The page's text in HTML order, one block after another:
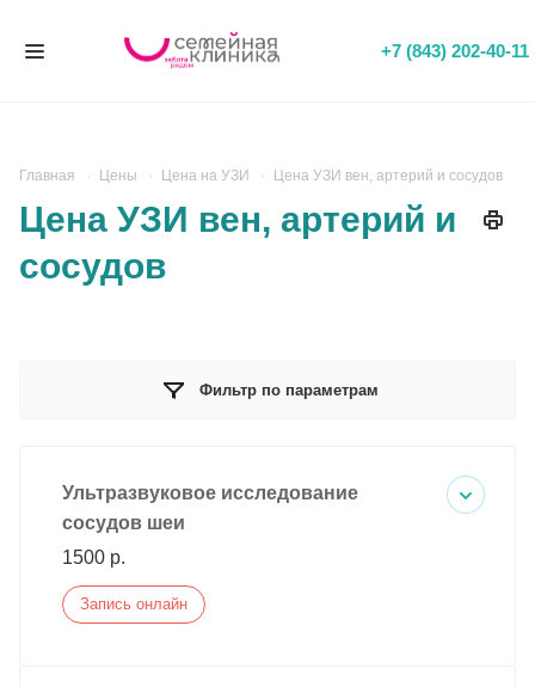
+7 (843) 202-40-11
Главная Цены Цена на УЗИ Цена УЗИ вен, артерий и сосудов
Цена УЗИ вен, артерий и
сосудов
Фильтр по параметрам
Ультразвуковое исследование
сосудов шеи
1500 р.
Запись онлайн